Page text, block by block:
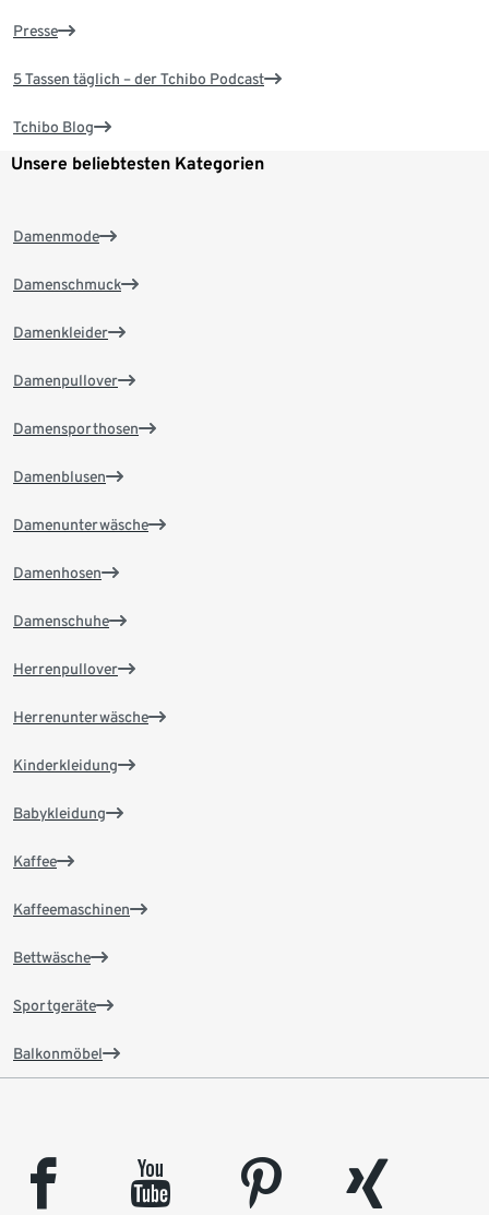
Presse
5 Tassen täglich – der Tchibo Podcast
Tchibo Blog
Unsere beliebtesten Kategorien
Damenmode
Damenschmuck
Damenkleider
Damenpullover
Damensporthosen
Damenblusen
Damenunterwäsche
Damenhosen
Damenschuhe
Herrenpullover
Herrenunterwäsche
Kinderkleidung
Babykleidung
Kaffee
Kaffeemaschinen
Bettwäsche
Sportgeräte
Balkonmöbel
facebook youtube pinterest
xing